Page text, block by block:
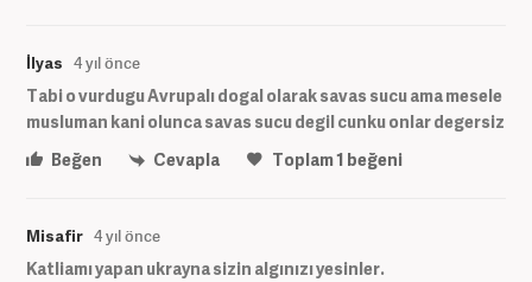
İlyas 4 yıl önce
Tabi o vurdugu Avrupalı dogal olarak savas sucu ama mesele
musluman kani olunca savas sucu degil cunku onlar degersiz
Beğen
Cevapla Toplam1 beğeni
Misafir 4 yıl önce
Katliamı yapan ukrayna sizin algınızı yesinler.